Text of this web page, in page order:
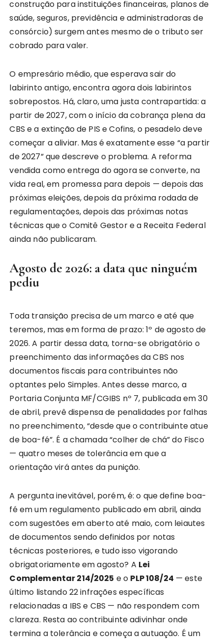
construção para instituições financeiras, planos de
saúde, seguros, previdência e administradoras de
consórcio) surgem antes mesmo de o tributo ser
cobrado para valer.
O empresário médio, que esperava sair do
labirinto antigo, encontra agora dois labirintos
sobrepostos. Há, claro, uma justa contrapartida: a
partir de 2027, com o início da cobrança plena da
CBS e a extinção de PIS e Cofins, o pesadelo deve
começar a aliviar. Mas é exatamente esse “a partir
de 2027” que descreve o problema. A reforma
vendida como entrega do agora se converte, na
vida real, em promessa para depois — depois das
próximas eleições, depois da próxima rodada de
regulamentações, depois das próximas notas
técnicas que o Comitê Gestor e a Receita Federal
ainda não publicaram.
Agosto de 2026: a data que ninguém
pediu
Toda transição precisa de um marco e até que
teremos, mas em forma de prazo: 1º de agosto de
2026. A partir dessa data, torna-se obrigatório o
preenchimento das informações da CBS nos
documentos fiscais para contribuintes não
optantes pelo Simples. Antes desse marco, a
Portaria Conjunta MF/CGIBS nº 7, publicada em 30
de abril, prevê dispensa de penalidades por falhas
no preenchimento, “desde que o contribuinte atue
de boa-fé”. É a chamada “colher de chá” do Fisco
— quatro meses de tolerância em que a
orientação virá antes da punição.
A pergunta inevitável, porém, é: o que define boa-
fé em um regulamento publicado em abril, ainda
com sugestões em aberto até maio, com leiautes
de documentos sendo definidos por notas
técnicas posteriores, e tudo isso vigorando
obrigatoriamente em agosto? A Lei
Complementar 214/2025 e o PLP 108/24 — este
último listando 22 infrações específicas
relacionadas a IBS e CBS — não respondem com
clareza. Resta ao contribuinte adivinhar onde
termina a tolerância e começa a autuação. É um